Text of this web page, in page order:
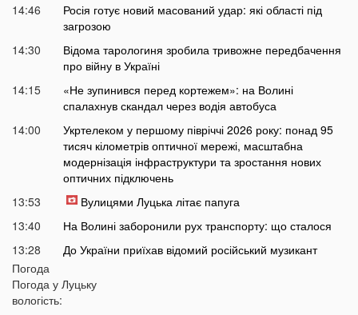
14:46
Росія готує новий масований удар: які області під
загрозою
14:30
Відома тарологиня зробила тривожне передбачення
про війну в Україні
14:15
«Не зупинився перед кортежем»: на Волині
спалахнув скандал через водія автобуса
14:00
Укртелеком у першому півріччі 2026 року: понад 95
тисяч кілометрів оптичної мережі, масштабна
модернізація інфраструктури та зростання нових
оптичних підключень
13:53
Вулицями Луцька літає папуга
13:40
На Волині заборонили рух транспорту: що сталося
13:28
До України приїхав відомий російський музикант
13:14
мали б: що відбувається
Погода
Погода у Луцьку
вологість: